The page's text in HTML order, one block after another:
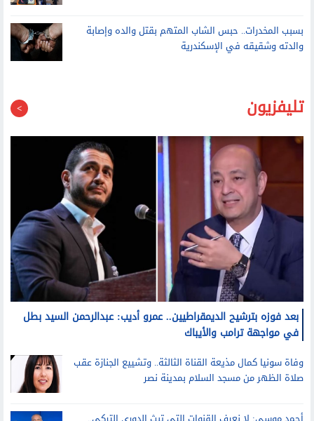
تليفزيون
بعد فوزه بترشيح الديمقراطيين.. عمرو أديب: عبدالرحمن السيد بطل
في مواجهة ترامب والأيباك
وفاة سونيا كمال مذيعة القناة الثالثة.. وتشييع الجنازة عقب
صلاة الظهر من مسجد السلام بمدينة نصر
أحمد موسى: لا نعرف القنوات التي تبث الدوري التركي..
سنبحث عنها من أجل محمد صلاح